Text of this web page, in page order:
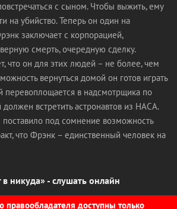
с сыном. Чтобы выжить, ему
на убийство. Теперь он один на
заключает с корпорацией,
смерть, очередную сделку.
что он для этих людей – не более, чем
вернуться домой он готов играть
перевоплощается в надсмотрщика по
встретить астронавтов из НАСА.
под сомнение возможность
что Фрэнк – единственный человек на
никуда» - слушать онлайн
правообладателя доступны только